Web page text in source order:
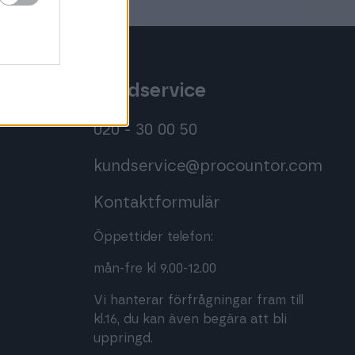
Kundservice
020 - 30 00 50
kundservice@procountor.com
Kontaktformulär
Öppettider telefon:
mån-fre kl 9.00-12.00
Vi hanterar förfrågningar fram till
kl.16, du kan även begära att bli
uppringd.